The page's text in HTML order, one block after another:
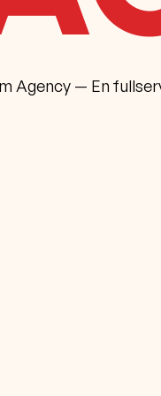
Agency — En